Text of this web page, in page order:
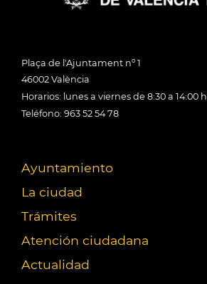
Plaça de l'Ajuntament nº 1
46002 València
Horarios: lunes a viernes de 8:30 a 14:00
Teléfono: 963 52 54 78
Ayuntamiento
La ciudad
Trámites
Atención ciudadana
Actualidad